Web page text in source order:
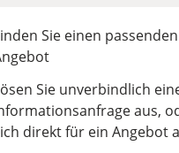
Sie einen
Sie unverbindlich
aus,
direkt für ein Angebot